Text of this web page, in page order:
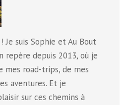
Je suis Sophie et Au Bout
repère depuis 2013, où je
mes road-trips, de mes
aventures. Et je
sur ces chemins à